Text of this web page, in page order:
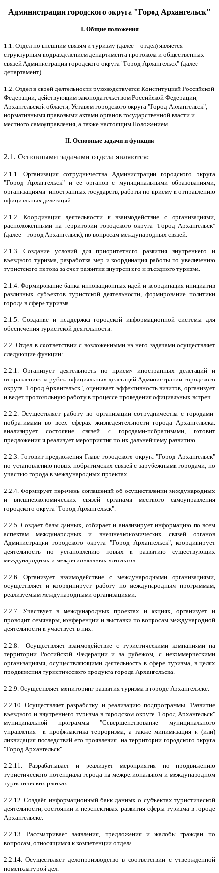
Администрации городского округа "Город Архангельск"
I. Общие положения
1.1. Отдел по внешним связям и туризму (далее – отдел) является
структурным подразделением департамента протокола и общественных
связей Администрации городского округа "Город Архангельск" (далее –
департамент).
1.2. Отдел в своей деятельности руководствуется Конституцией Российской
Федерации, действующим законодательством Российской Федерации,
Архангельской области, Уставом городского округа "Город Архангельск",
нормативными правовыми актами органов государственной власти и
местного самоуправления, а также настоящим Положением.
II. Основные задачи и функции
2.1. Основными задачами отдела являются:
2.1.1. Организация сотрудничества Администрации городского округа
"Город Архангельск" и ее органов с муниципальными образованиями,
организациями иностранных государств, работы по приему и отправлению
официальных делегаций.
2.1.2. Координация деятельности и взаимодействие с организациями,
расположенными на территории городского округа "Город Архангельск"
(далее – город Архангельск), по вопросам международных связей.
2.1.3. Создание условий для приоритетного развития внутреннего и
въездного туризма, разработка мер и координация работы по увеличению
туристского потока за счет развития внутреннего и въездного туризма.
2.1.4. Формирование банка инновационных идей и координация инициатив
различных субъектов туристской деятельности, формирование политики
города в сфере туризма.
2.1.5. Создание и поддержка городской информационной системы для
обеспечения туристской деятельности.
2.2. Отдел в соответствии с возложенными на него задачами осуществляет
следующие функции:
2.2.1. Организует деятельность по приему иностранных делегаций и
отправлению за рубеж официальных делегаций Администрации городского
округа "Город Архангельск", оценивает эффективность визитов, организует
и ведет протокольную работу в процессе проведения официальных встреч.
2.2.2. Осуществляет работу по организации сотрудничества с городами-
побратимами во всех сферах жизнедеятельности города Архангельска,
анализирует состояние связей с городами-побратимами, готовит
предложения и реализует мероприятия по их дальнейшему развитию.
2.2.3. Готовит предложения Главе городского округа "Город Архангельск"
по установлению новых побратимских связей с зарубежными городами, по
участию города в международных проектах.
2.2.4. Формирует перечень соглашений об осуществлении международных
и внешнеэкономических связей органами местного самоуправления
городского округа "Город Архангельск".
2.2.5. Создает базы данных, собирает и анализирует информацию по всем
аспектам международных и внешнеэкономических связей органов
Администрации городского округа "Город Архангельск", координирует
деятельность по установлению новых и развитию существующих
международных и межрегиональных контактов.
2.2.6. Организует взаимодействие с международными организациями,
осуществляет и координирует работу по международным программам,
реализуемым международными организациями.
2.2.7. Участвует в международных проектах и акциях, организует и
проводит семинары, конференции и выставки по вопросам международной
деятельности и участвует в них.
2.2.8. Осуществляет взаимодействие с туристическими компаниями на
территории Российской Федерации и за рубежом, с некоммерческими
организациями, осуществляющими деятельность в сфере туризма, в целях
продвижения туристического продукта города Архангельска.
2.2.9. Осуществляет мониторинг развития туризма в городе Архангельске.
2.2.10. Осуществляет разработку и реализацию подпрограммы "Развитие
въездного и внутреннего туризма в городском округе "Город Архангельск"
муниципальной программы "Совершенствование муниципального
управления и профилактика терроризма, а также минимизация и (или)
ликвидация последствий его проявления на территории городского округа
"Город Архангельск".
2.2.11. Разрабатывает и реализует мероприятия по продвижению
туристического потенциала города на межрегиональном и международном
туристических рынках.
2.2.12. Создаёт информационный банк данных о субъектах туристической
деятельности, состоянии и перспективах развития сферы туризма в городе
Архангельске.
2.2.13. Рассматривает заявления, предложения и жалобы граждан по
вопросам, относящимся к компетенции отдела.
2.2.14. Осуществляет делопроизводство в соответствии с утвержденной
номенклатурой дел.